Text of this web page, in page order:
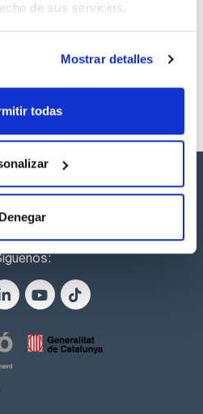
de sus servicios.
Mostrar detalles
todas
Denegar
Comprar